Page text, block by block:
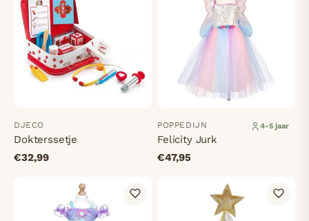
DJECO
Dokterssetje
€32,99
POPPEDIJN 4-5 jaar
Felicity Jurk
€47,95